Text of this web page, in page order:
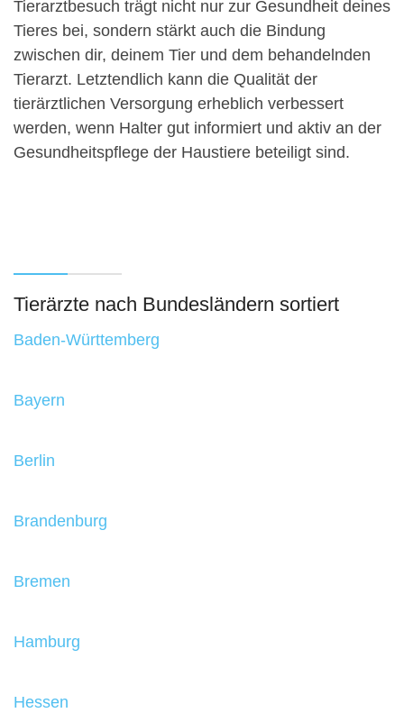
Tierarztbesuch trägt nicht nur zur Gesundheit deines
Tieres bei, sondern stärkt auch die Bindung
zwischen dir, deinem Tier und dem behandelnden
Tierarzt. Letztendlich kann die Qualität der
tierärztlichen Versorgung erheblich verbessert
werden, wenn Halter gut informiert und aktiv an der
Gesundheitspflege der Haustiere beteiligt sind.
Tierärzte nach Bundesländern sortiert
Baden-Württemberg
Bayern
Berlin
Brandenburg
Bremen
Hamburg
Hessen